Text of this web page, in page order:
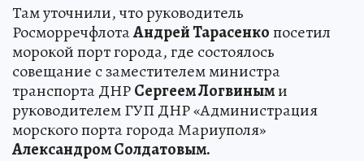
Там уточнили, что руководитель
РосморречфлотаАндрей Тарасенкопосетил
морокой порт города, где состоялось
совещание с заместителем министра
транспорта ДНРСергеем Логвиными
руководителем ГУП ДНР «Администрация
морского порта города Мариуполя»
Александром Солдатовым.